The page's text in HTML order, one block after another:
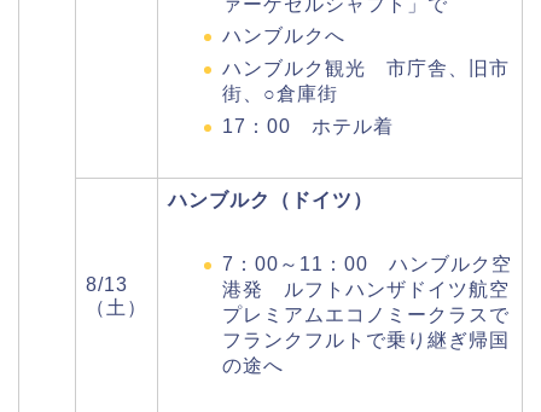
ハンブルクへ
ハンブルク観光 市庁舎、旧市
街、○倉庫街
17：00 ホテル着
8/13
（土）
ハンブルク（ドイツ）
7：00～11：00 ハンブルク空
港発 ルフトハンザドイツ航空
プレミアムエコノミークラスで
フランクフルトで乗り継ぎ帰国
の途へ